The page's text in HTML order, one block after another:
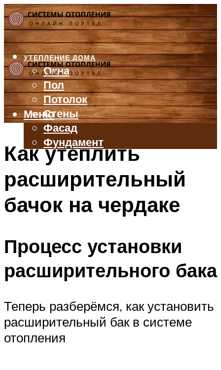
УТЕПЛЕНИЕ ДОМА
Окна
Пол
Потолок
Стены
Фасад
Фундамент
БАЛКОН И ЛОДЖИЯ
ВЕНТИЛЯЦИЯ
ТРУБЫ
Меню
Как утеплить
расширительный
бачок на чердаке
Процесс установки
расширительного бака
Теперь разберёмся, как установить
расширительный бак в системе
отопления